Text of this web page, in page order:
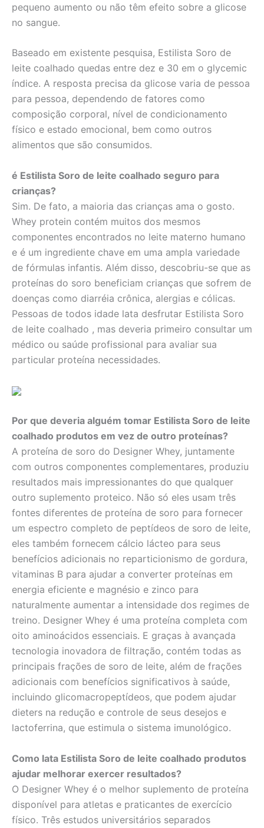
pequeno aumento ou não têm efeito sobre a glicose
no sangue.
Baseado em existente pesquisa, Estilista Soro de
leite coalhado quedas entre dez e 30 em o glycemic
índice. A resposta precisa da glicose varia de pessoa
para pessoa, dependendo de fatores como
composição corporal, nível de condicionamento
físico e estado emocional, bem como outros
alimentos que são consumidos.
é Estilista Soro de leite coalhado seguro para
crianças?
Sim. De fato, a maioria das crianças ama o gosto.
Whey protein contém muitos dos mesmos
componentes encontrados no leite materno humano
e é um ingrediente chave em uma ampla variedade
de fórmulas infantis. Além disso, descobriu-se que as
proteínas do soro beneficiam crianças que sofrem de
doenças como diarréia crônica, alergias e cólicas.
Pessoas de todos idade lata desfrutar Estilista Soro
de leite coalhado , mas deveria primeiro consultar um
médico ou saúde profissional para avaliar sua
particular proteína necessidades.
Por que deveria alguém tomar Estilista Soro de leite
coalhado produtos em vez de outro proteínas?
A proteína de soro do Designer Whey, juntamente
com outros componentes complementares, produziu
resultados mais impressionantes do que qualquer
outro suplemento proteico. Não só eles usam três
fontes diferentes de proteína de soro para fornecer
um espectro completo de peptídeos de soro de leite,
eles também fornecem cálcio lácteo para seus
benefícios adicionais no reparticionismo de gordura,
vitaminas B para ajudar a converter proteínas em
energia eficiente e magnésio e zinco para
naturalmente aumentar a intensidade dos regimes de
treino. Designer Whey é uma proteína completa com
oito aminoácidos essenciais. E graças à avançada
tecnologia inovadora de filtração, contém todas as
principais frações de soro de leite, além de frações
adicionais com benefícios significativos à saúde,
incluindo glicomacropeptídeos, que podem ajudar
dieters na redução e controle de seus desejos e
lactoferrina, que estimula o sistema imunológico.
Como lata Estilista Soro de leite coalhado produtos
ajudar melhorar exercer resultados?
O Designer Whey é o melhor suplemento de proteína
disponível para atletas e praticantes de exercício
físico. Três estudos universitários separados